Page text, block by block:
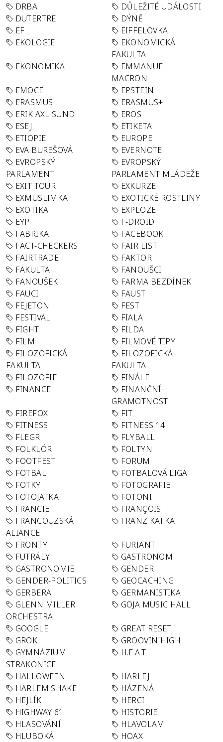
DRBA
DŮLEŽITÉ UDÁLOSTI
DUTERTRE
DÝNĚ
EF
EIFFELOVKA
EKOLOGIE
EKONOMICKÁ
FAKULTA
EKONOMIKA
EMMANUEL
MACRON
EMOCE
EPSTEIN
ERASMUS
ERASMUS+
ERIK AXL SUND
EROS
ESEJ
ETIKETA
ETIOPIE
EUROPE
EVA BUREŠOVÁ
EVERNOTE
EVROPSKÝ
PARLAMENT
EVROPSKÝ
PARLAMENT MLÁDEŽE
EXIT TOUR
EXKURZE
EXMUSLIMKA
EXOTICKÉ ROSTLINY
EXOTIKA
EXPLOZE
EYP
F-DROID
FABRIKA
FACEBOOK
FACT-CHECKERS
FAIR LIST
FAIRTRADE
FAKTOR
FAKULTA
FANOUŠCI
FANOUŠEK
FARMA BEZDÍNEK
FAUCI
FAUST
FEJETON
FEST
FESTIVAL
FIALA
FIGHT
FILDA
FILM
FILMOVÉ TIPY
FILOZOFICKÁ
FAKULTA
FILOZOFICKÁ-
FAKULTA
FILOZOFIE
FINÁLE
FINANCE
FINANČNÍ-
GRAMOTNOST
FIREFOX
FIT
FITNESS
FITNESS 14
FLEGR
FLYBALL
FOLKLÓR
FOLTYN
FOOTFEST
FORUM
FOTBAL
FOTBALOVÁ LIGA
FOTKY
FOTOGRAFIE
FOTOJATKA
FOTONI
FRANCIE
FRANÇOIS
FRANCOUZSKÁ
ALIANCE
FRANZ KAFKA
FRONTY
FURIANT
FUTRÁLY
GASTRONOM
GASTRONOMIE
GENDER
GENDER-POLITICS
GEOCACHING
GERBERA
GERMANISTIKA
GLENN MILLER
ORCHESTRA
GOJA MUSIC HALL
GOOGLE
GREAT RESET
GROK
GROOVIN´HIGH
GYMNÁZIUM
STRAKONICE
H.E.A.T.
HALLOWEEN
HARLEJ
HARLEM SHAKE
HÁZENÁ
HEJLÍK
HERCI
HIGHWAY 61
HISTORIE
HLASOVÁNÍ
HLAVOLAM
HLUBOKÁ
HOAX